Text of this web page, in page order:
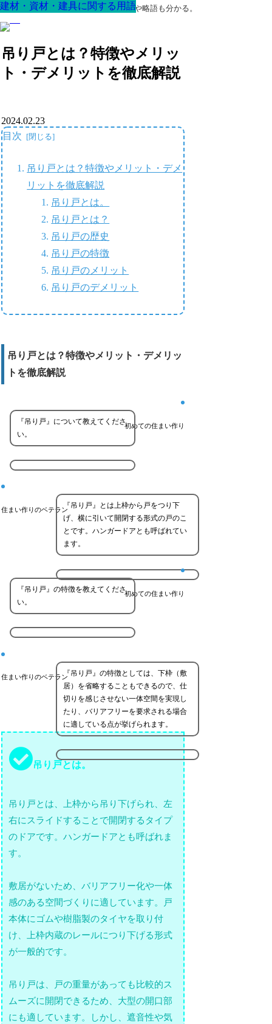
最高の家を作るための知識！専門用語や略語も分かる。
吊り戸とは？特徴やメリッ
ト・デメリットを徹底解説
建材・資材・建具に関する用語
2024.02.23
目次
吊り戸とは？特徴やメリット・デメ
リットを徹底解説
吊り戸とは。
吊り戸とは？
吊り戸の歴史
吊り戸の特徴
吊り戸のメリット
吊り戸のデメリット
吊り戸とは？特徴やメリット・デメリッ
トを徹底解説
初めての住まい作り
『吊り戸』について教えてくださ
い。
住まい作りのベテラン『吊り戸』とは上枠から戸をつり下
げ、横に引いて開閉する形式の戸のこ
とです。ハンガードアとも呼ばれてい
ます。
初めての住まい作り
『吊り戸』の特徴を教えてくださ
い。
住まい作りのベテラン『吊り戸』の特徴としては、下枠（敷
居）を省略することもできるので、仕
切りを感じさせない一体空間を実現し
たり、バリアフリーを要求される場合
に適している点が挙げられます。
吊り戸とは。
吊り戸とは、上枠から吊り下げられ、左
右にスライドすることで開閉するタイプ
のドアです。ハンガードアとも呼ばれま
す。
敷居がないため、バリアフリー化や一体
感のある空間づくりに適しています。戸
本体にゴムや樹脂製のタイヤを取り付
け、上枠内蔵のレールにつり下げる形式
が一般的です。
吊り戸は、戸の重量があっても比較的ス
ムーズに開閉できるため、大型の開口部
にも適しています。しかし、遮音性や気
建材・資材・建具に関する用語
建材・資材・建具に関する用語
建材・資材・建具に関する用語
建材・資材・建具に関する用語
建材・資材・建具に関する用語
建材・資材・建具に関する用語